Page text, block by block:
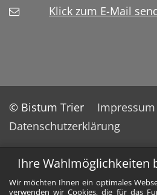
Ihre Wahlmöglichkeiten
Wir möchten Ihnen ein optimales
verwenden wir Cookies, die für das
Klick zum E-Mail
© Bistum Trier
Impressum
Datenschutzerklärung